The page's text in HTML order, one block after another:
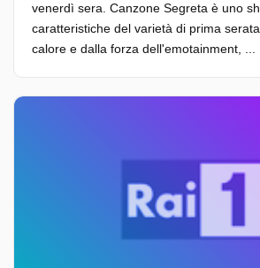
venerdì sera. Canzone Segreta è uno
caratteristiche del varietà di prima
calore e dalla forza dell'emotainment, ...